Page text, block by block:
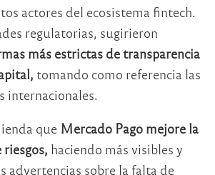
actores del ecosistema fintech.
regulatorias, sugirieron
más estrictas de transparencia
tomando como referencia las
internacionales.
que Mercado Pago mejore la
haciendo más visibles y
advertencias sobre la falta de